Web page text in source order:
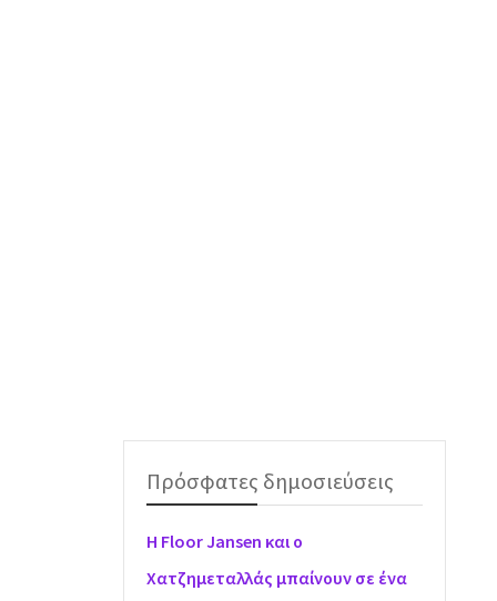
Πρόσφατες δημοσιεύσεις
H Floor Jansen και ο
Χατζημεταλλάς μπαίνουν σε ένα